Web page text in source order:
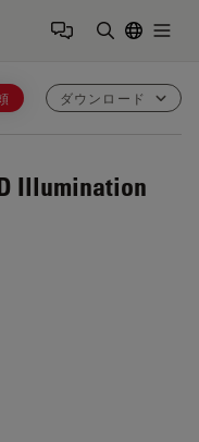
ダウンロード
Illumination